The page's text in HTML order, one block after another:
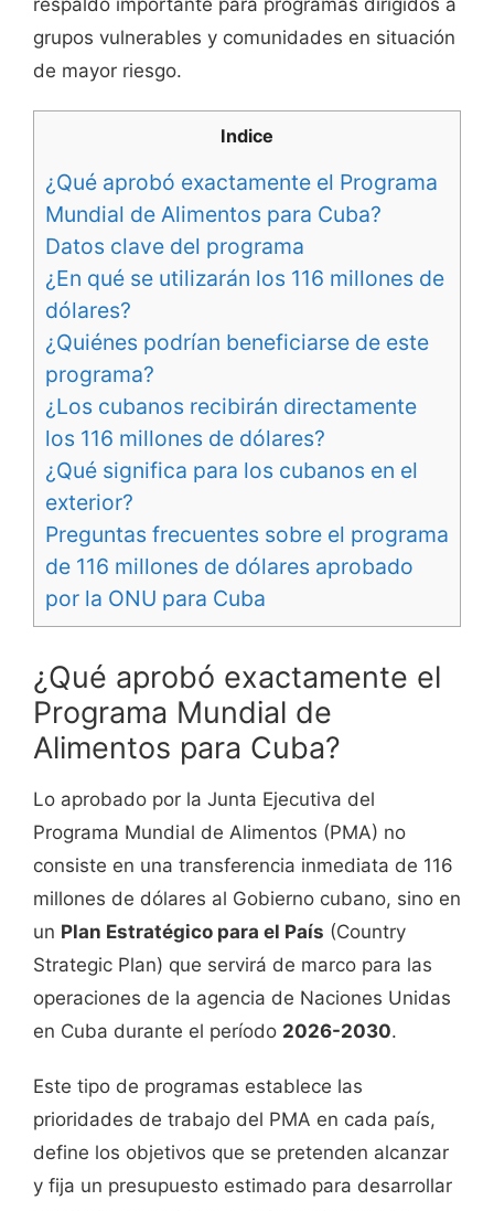
respaldo importante para programas dirigidos a
grupos vulnerables y comunidades en situación
de mayor riesgo.
Indice
¿Qué aprobó exactamente el Programa
Mundial de Alimentos para Cuba?
Datos clave del programa
¿En qué se utilizarán los 116 millones de
dólares?
¿Quiénes podrían beneficiarse de este
programa?
¿Los cubanos recibirán directamente
los 116 millones de dólares?
¿Qué significa para los cubanos en el
exterior?
Preguntas frecuentes sobre el programa
de 116 millones de dólares aprobado
por la ONU para Cuba
¿Qué aprobó exactamente el
Programa Mundial de
Alimentos para Cuba?
Lo aprobado por la Junta Ejecutiva del
Programa Mundial de Alimentos (PMA) no
consiste en una transferencia inmediata de 116
millones de dólares al Gobierno cubano, sino en
un Plan Estratégico para el País (Country
Strategic Plan) que servirá de marco para las
operaciones de la agencia de Naciones Unidas
en Cuba durante el período 2026-2030.
Este tipo de programas establece las
prioridades de trabajo del PMA en cada país,
define los objetivos que se pretenden alcanzar
y fija un presupuesto estimado para desarrollar